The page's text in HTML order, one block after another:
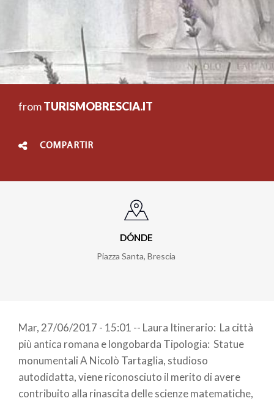
fromTURISMOBRESCIA.IT
COMPARTIR
DÓNDE
Piazza Santa, Brescia
Mar, 27/06/2017 - 15:01 -- Laura Itinerario: La città
più antica romana e longobarda Tipologia: Statue
monumentali A Nicolò Tartaglia, studioso
autodidatta, viene riconosciuto il merito di avere
contribuito alla rinascita delle scienze matematiche,